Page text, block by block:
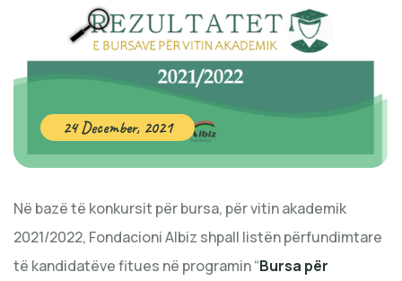
24 December, 2021
Në bazë të konkursit për bursa, për vitin akademik
2021/2022, Fondacioni Albiz shpall listën përfundimtare
të kandidatëve fitues në programin “Bursa për